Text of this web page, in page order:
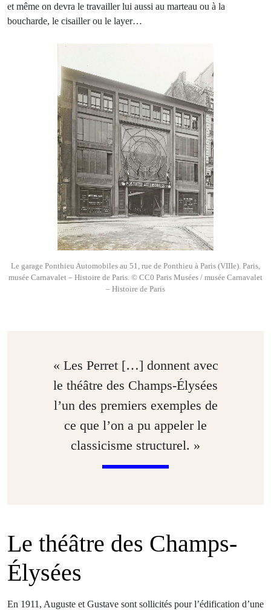
et même on devra le travailler lui aussi au marteau ou à la
boucharde, le cisailler ou le layer…
Le garage Ponthieu Automobiles au 51, rue de Ponthieu à Paris (VIIIe). Paris,
musée Carnavalet – Histoire de Paris. © CC0 Paris Musées / musée Carnavalet
– Histoire de Paris
« Les Perret […] donnent avec
le théâtre des Champs-Élysées
l’un des premiers exemples de
ce que l’on a pu appeler le
classicisme structurel. »
Le théâtre des Champs-
Élysées
En 1911, Auguste et Gustave sont sollicités pour l’édification d’une